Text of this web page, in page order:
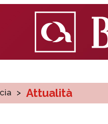
> Attualità